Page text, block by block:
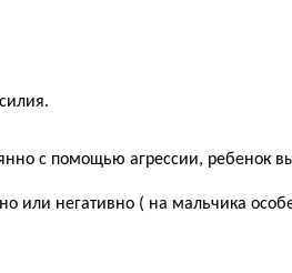
с помощью агрессии, ребенок
или негативно ( на мальчика